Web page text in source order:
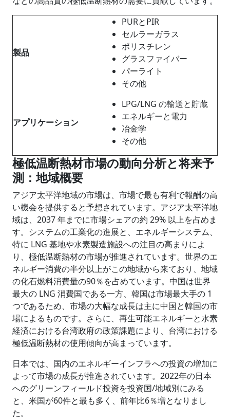
製品
PURとPIR
セルラーガラス
ポリスチレン
グラスファイバー
パーライト
その他
アプリケーション
LPG/LNG の輸送と貯蔵
エネルギーと電力
冶金学
その他
極低温断熱材市場の動向分析と将来予
測：地域概要
アジア太平洋地域の市場は、市場で最も有利で報酬の高
い機会を提供すると予想されています。アジア太平洋地
域は、2037 年までに市場シェアの約 29% 以上を占めま
す。システムの工業化の進展と、エネルギーシステム、
特に LNG 基地や水素製造施設への注目の高まりによ
り、極低温断熱材の市場が推進されています。世界のエ
ネルギー消費の半分以上がこの地域から来ており、地域
の化石燃料消費量の90％を占めています。中国は世界
最大の LNG 消費国である一方、韓国は市場最大手の 1
つであるため、市場の大幅な成長は主に中国と韓国の市
場によるものです。さらに、再生可能エネルギーと水素
経済における台湾政府の政策課題により、台湾における
極低温断熱材の使用傾向が高まっています。
日本では、国内のエネルギーインフラへの投資の増加に
よって市場の成長が推進されています。2022年の日本
へのグリーンフィールド投資を投資国/地域別にみる
と、米国が60件と最も多く、前年比6％増となりまし
た。